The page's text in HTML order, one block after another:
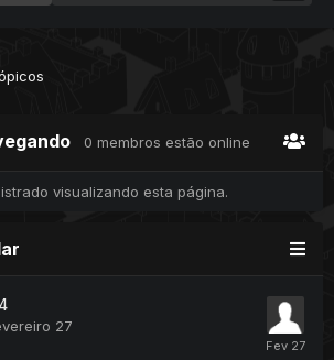
0 membros estão online
visualizando esta página.
27